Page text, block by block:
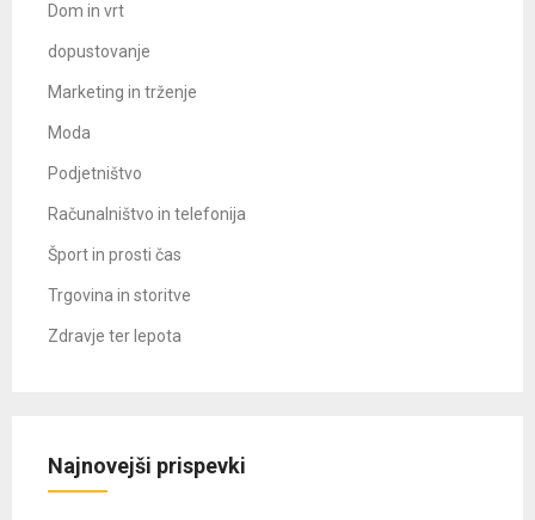
Dom in vrt
dopustovanje
Marketing in trženje
Moda
Podjetništvo
Računalništvo in telefonija
Šport in prosti čas
Trgovina in storitve
Zdravje ter lepota
Najnovejši prispevki